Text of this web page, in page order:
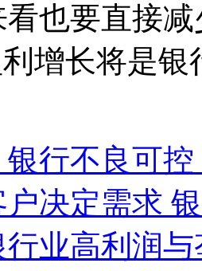
看也要直接
增长将是
银行不良可
决定需求
行业高利润